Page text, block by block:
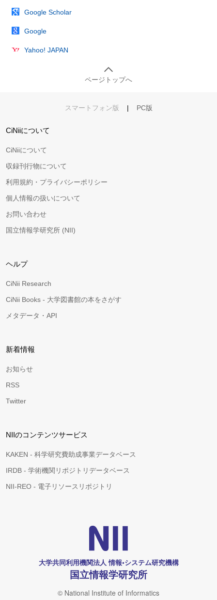
Google Scholar
Google
Yahoo! JAPAN
ページトップへ
スマートフォン版 | PC版
CiNiiについて
CiNiiについて
収録刊行物について
利用規約・プライバシーポリシー
個人情報の扱いについて
お問い合わせ
国立情報学研究所 (NII)
ヘルプ
CiNii Research
CiNii Books - 大学図書館の本をさがす
メタデータ・API
新着情報
お知らせ
RSS
Twitter
NIIのコンテンツサービス
KAKEN - 科学研究費助成事業データベース
IRDB - 学術機関リポジトリデータベース
NII-REO - 電子リソースリポジトリ
大学共同利用機関法人 情報•システム研究機構
国立情報学研究所
© National Institute of Informatics